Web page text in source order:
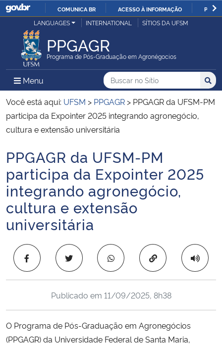
IR
COMUNICA BR ACESSO À INFORMAÇÃO
Ministério da Justiça e Segurança Pública
Ministério da Defesa
Ministério das Relações Exteriores
Ministério da Economia
Ministério da Infraestrutura
Ministério da Agricultura, Pecuária e Abastecimento
Ministério da Educação
Ministério da Cidadania
Ministério da Saúde
Ministério de Minas e Energia
Ministério da Ciência, Tecnologia, Inovações e Comunicações
Ministério do Meio Ambiente
LANGUAGES INTERNATIONAL SÍTIOS DA UFSM
PPGAGR
Programa de Pós-Graduação em Agronégocios
Menu Menu Principal do Sítio
Busca
Buscar no no Sítio
Busca:
Você está aqui: UFSM > PPGAGR > PPGAGR da UFSM-PM
participa da Expointer 2025 integrando agronegócio,
cultura e extensão universitária
Início do conteúdo
PPGAGR da UFSM-PM
participa da Expointer 2025
integrando agronegócio,
cultura e extensão
universitária
Copiar para área
Publicado em 11/09/2025, 8h38
O Programa de Pós-Graduação em Agronegócios
(PPGAGR) da Universidade Federal de Santa Maria,